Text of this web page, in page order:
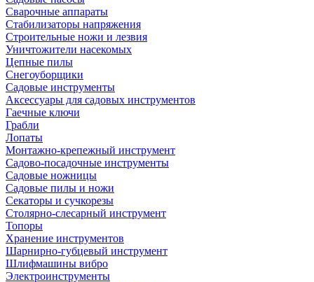
Сварочные аппараты
Стабилизаторы напряжения
Строительные ножи и лезвия
Уничтожители насекомых
Цепные пилы
Снегоуборщики
Садовые инструменты
Аксессуары для садовых инструментов
Гаечные ключи
Грабли
Лопаты
Монтажно-крепежный инструмент
Садово-посадочные инструменты
Садовые ножницы
Садовые пилы и ножи
Секаторы и сучкорезы
Столярно-слесарный инструмент
Топоры
Хранение инструментов
Шарнирно-губцевый инструмент
Шлифмашины вибро
Электроинструменты